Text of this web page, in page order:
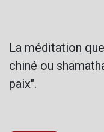
La méditation
chiné ou
paix".